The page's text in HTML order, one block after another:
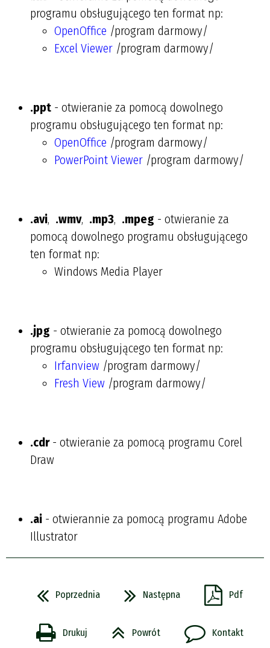
programu obsługującego ten format np:
OpenOffice /program darmowy/
Excel Viewer /program darmowy/
.ppt - otwieranie za pomocą dowolnego
programu obsługującego ten format np:
OpenOffice /program darmowy/
PowerPoint Viewer /program darmowy/
.avi, .wmv, .mp3, .mpeg - otwieranie za
pomocą dowolnego programu obsługującego
ten format np:
Windows Media Player
.jpg - otwieranie za pomocą dowolnego
programu obsługującego ten format np:
Irfanview /program darmowy/
Fresh View /program darmowy/
.cdr- otwieranie za pomocą programu Corel
Draw
.ai - otwierannie za pomocą programu Adobe
Illustrator
Poprzednia Następna Pdf
Drukuj Powrót Kontakt